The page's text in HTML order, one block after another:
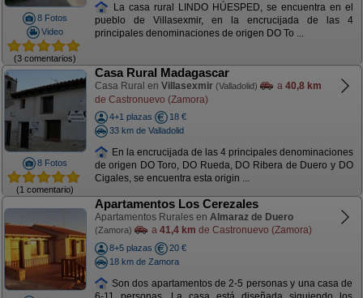
8 Fotos
Video
(3 comentarios)
La casa rural LINDO HÚESPED, se encuentra en el
pueblo de Villasexmir, en la encrucijada de las 4
principales denominaciones de origen DO To ...
8 Fotos
(1 comentario)
Casa Rural Madagascar
Casa Rural en Villasexmir (Valladolid) a 40,8 km
de Castronuevo (Zamora)
4+1 plazas
18 €
33 km de Valladolid
En la encrucijada de las 4 principales denominaciones
de origen DO Toro, DO Rueda, DO Ribera de Duero y DO
Cigales, se encuentra esta origin ...
Apartamentos Los Cerezales
Apartamentos Rurales en Almaraz de Duero
(Zamora) a 41,4 km de Castronuevo (Zamora)
8+5 plazas
20 €
18 km de Zamora
Son dos apartamentos de 2-5 personas y una casa de